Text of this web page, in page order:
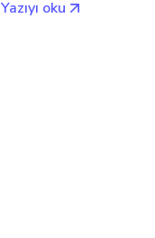
Yazıyı oku